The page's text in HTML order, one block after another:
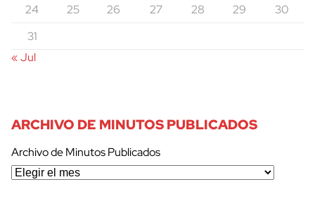
24 25 26 27 28 29
30
31
« Jul
ARCHIVO DE MINUTOS PUBLICADOS
Archivo de Minutos Publicados